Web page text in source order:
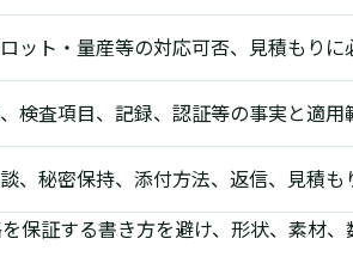
ット・量産等の対応可否、見積もりに
検査項目、記録、認証等の事実と適用
、秘密保持、添付方法、返信、見積も
保証する書き方を避け、形状、素材